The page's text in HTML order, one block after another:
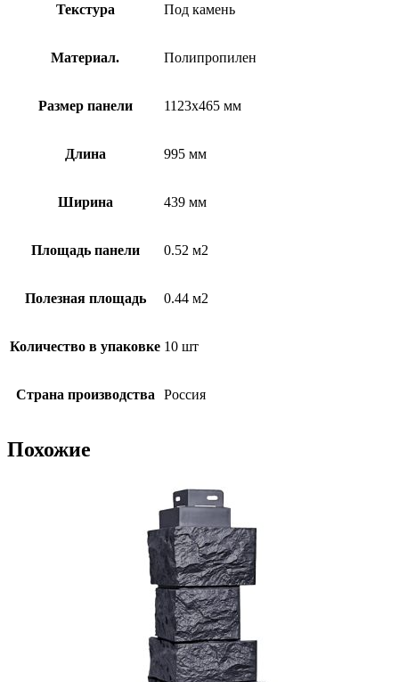
Текстура Под камень
Материал. Полипропилен
Размер панели 1123х465 мм
Длина 995 мм
Ширина 439 мм
Площадь панели 0.52 м2
Полезная площадь 0.44 м2
Количество в упаковке 10 шт
Страна производства Россия
Похожие